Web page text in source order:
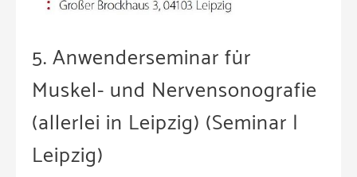
5. Anwenderseminar für
Muskel- und Nervensonografie
(allerlei in Leipzig) (Seminar |
Leipzig)